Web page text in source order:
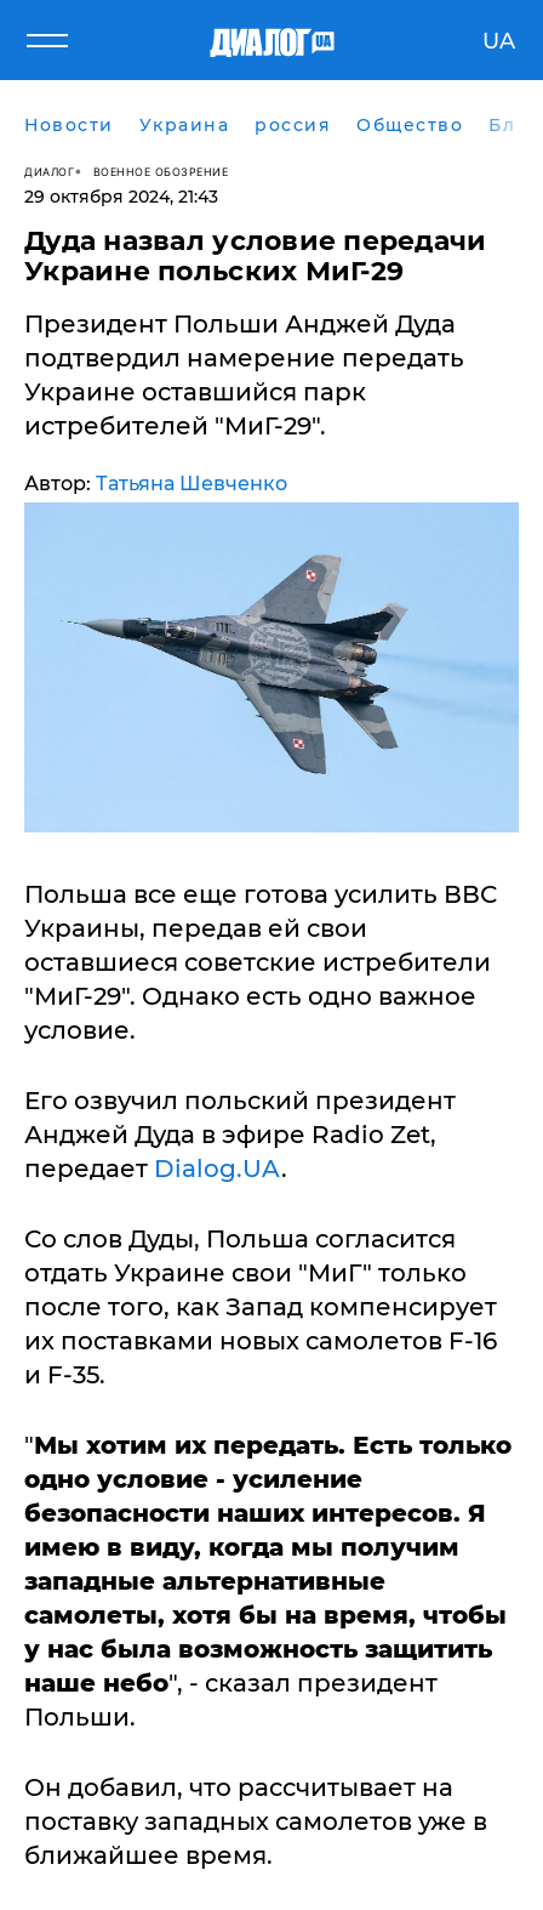
UA
Новости Украина россия Общество
ДИАЛОГ ВОЕННОЕ ОБОЗРЕНИЕ
29 октября 2024, 21:43
​Дуда назвал условие передачи
Украине польских МиГ-29
Президент Польши Анджей Дуда
подтвердил намерение передать
Украине оставшийся парк
истребителей "МиГ-29".
Автор: Татьяна Шевченко
Польша все еще готова усилить ВВС
Украины, передав ей свои
оставшиеся советские истребители
"МиГ-29". Однако есть одно важное
условие.
Его озвучил польский президент
Анджей Дуда в эфире Radio Zet,
передает Dialog.UA.
Со слов Дуды, Польша согласится
отдать Украине свои "МиГ" только
после того, как Запад компенсирует
их поставками новых самолетов F-16
и F-35.
"Мы хотим их передать. Есть только
одно условие - усиление
безопасности наших интересов. Я
имею в виду, когда мы получим
западные альтернативные
самолеты, хотя бы на время, чтобы
у нас была возможность защитить
наше небо", - сказал президент
Польши.
Он добавил, что рассчитывает на
поставку западных самолетов уже в
ближайшее время.